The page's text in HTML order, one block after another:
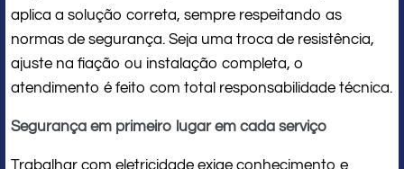
aplica a solução correta, sempre respeitando as
normas de segurança. Seja uma troca de resistência,
ajuste na fiação ou instalação completa, o
atendimento é feito com total responsabilidade técnica.
Segurança em primeiro lugar em cada serviço
Trabalhar com eletricidade exige conhecimento e